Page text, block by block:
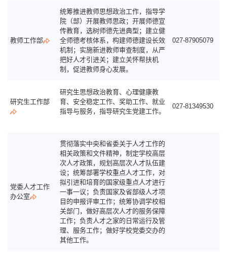
教师工作部
统筹推进教师思想政治工作，指导学
院（部）开展教师思政；开展师德宣
传教育，选树师德先进典型；建立健
全师德考核体系，构建师德建设长效
机制；实施新进教师审查制度，从严
把好人才引进关；建立关怀帮扶机
制，促进教师身心发展。
027-87905079
研究生工作部
研究生思想政治教育、心理健康教
育、安全稳定工作、奖助工作、就业
指导与服务，指导研究生党建工作。
027-81349530
党委人才工作
办公室
贯彻落实中央和省委关于人才工作的
相关政策和文件精神，制定学校高层
次人才政策，规划高层次人才队伍建
设；统筹部署学校重点人才工作，对
拟引进和培育的国家级重点人才进行
一事一议；负责国家及省部级人才项
目的申报评审工作；统筹协调学校相
关部门，做好高层次人才的服务保障
工作；负责人才之家的日常运行及管
理、服务工作；做好学校党委交办的
其他工作。